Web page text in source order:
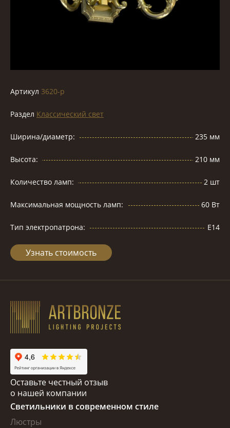
Артикул 3620-p
Раздел Классический свет
Ширина/диаметр: 235 мм
Высота: 210 мм
Количество ламп: 2 шт
Максимальная мощность ламп: 60 Вт
Тип электропатрона: Е14
Узнать стоимость
Оставьте честный отзыв
о нашей компании
Светильники в современном стиле
Люстры